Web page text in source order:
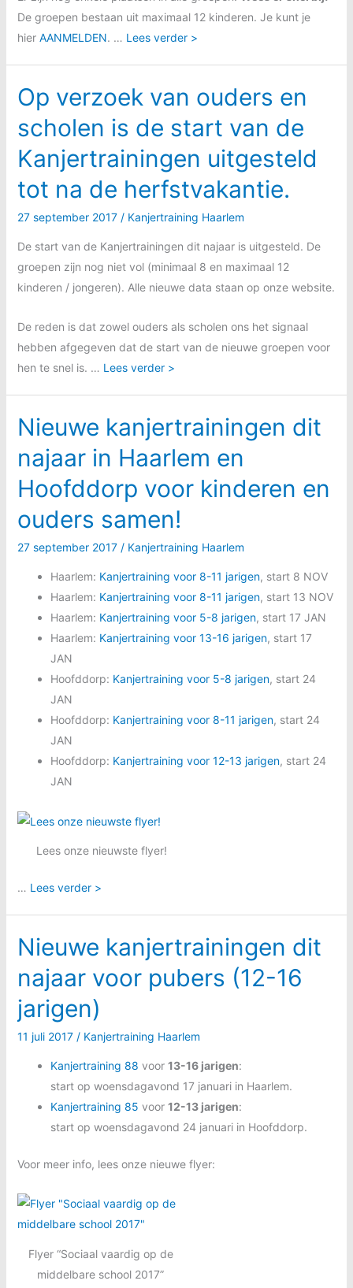
De groepen bestaan uit maximaal 12 kinderen. Je kunt je
hier AANMELDEN. … Lees verder >
Op verzoek van ouders en
scholen is de start van de
Kanjertrainingen uitgesteld
tot na de herfstvakantie.
27 september 2017 / Kanjertraining Haarlem
De start van de Kanjertrainingen dit najaar is uitgesteld. De
groepen zijn nog niet vol (minimaal 8 en maximaal 12
kinderen / jongeren). Alle nieuwe data staan op onze website.
De reden is dat zowel ouders als scholen ons het signaal
hebben afgegeven dat de start van de nieuwe groepen voor
hen te snel is. … Lees verder >
Nieuwe kanjertrainingen dit
najaar in Haarlem en
Hoofddorp voor kinderen en
ouders samen!
27 september 2017 / Kanjertraining Haarlem
Haarlem: Kanjertraining voor 8-11 jarigen, start 8 NOV
Haarlem: Kanjertraining voor 8-11 jarigen, start 13 NOV
Haarlem: Kanjertraining voor 5-8 jarigen, start 17 JAN
Haarlem: Kanjertraining voor 13-16 jarigen, start 17
JAN
Hoofddorp: Kanjertraining voor 5-8 jarigen, start 24
JAN
Hoofddorp: Kanjertraining voor 8-11 jarigen, start 24
JAN
Hoofddorp: Kanjertraining voor 12-13 jarigen, start 24
JAN
Lees onze nieuwste flyer!
… Lees verder >
Nieuwe kanjertrainingen dit
najaar voor pubers (12-16
jarigen)
11 juli 2017 / Kanjertraining Haarlem
Kanjertraining 88 voor 13-16 jarigen:
start op woensdagavond 17 januari in Haarlem.
Kanjertraining 85 voor 12-13 jarigen:
start op woensdagavond 24 januari in Hoofddorp.
Voor meer info, lees onze nieuwe flyer:
Flyer “Sociaal vaardig op de
middelbare school 2017”